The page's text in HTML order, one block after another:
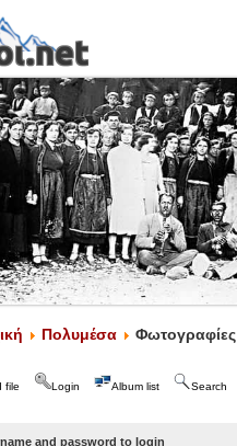
Πολυμέσα Φωτογραφίες
file Login Album list Search
and password to login